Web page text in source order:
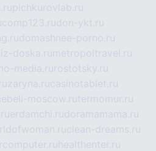
pichkurovlab.ru
comp123.rudon-ykt.ru
domashnee-porno.ru
doska.ru metropoltravel.ru
media.ru rostotsky.ru
zaryna.rucasinotablet.ru
moscow.rutermomur.ru
erdamchi.rudoramamama.ru
clean-dreams.ru
healthenter.ru